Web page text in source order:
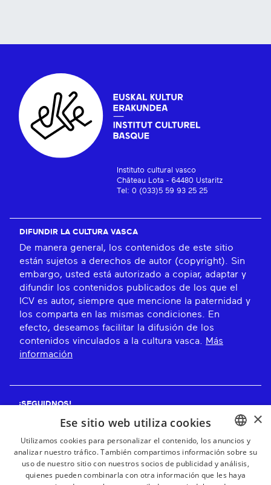
Instituto cultural vasco
Château Lota - 64480 Ustaritz
Tel: 0 (033)5 59 93 25 25
DIFUNDIR LA CULTURA VASCA
De manera general, los contenidos de este sitio
están sujetos a derechos de autor (copyright). Sin
embargo, usted está autorizado a copiar, adaptar y
difundir los contenidos publicados de los que el
ICV es autor, siempre que mencione la paternidad y
los comparta en las mismas condiciones. En
efecto, deseamos facilitar la difusión de los
contenidos vinculados a la cultura vasca. Más
información
¡SEGUIDNOS!
¡RECIBE NUESTROS BOLETINES!
BASQUE
FRENCH
×
Ese sitio web utiliza cookies
Utilizamos cookies para personalizar el contenido, los anuncios y
analizar nuestro tráfico. También compartimos información sobre su
uso de nuestro sitio con nuestros socios de publicidad y análisis,
quienes pueden combinarla con otra información que les haya